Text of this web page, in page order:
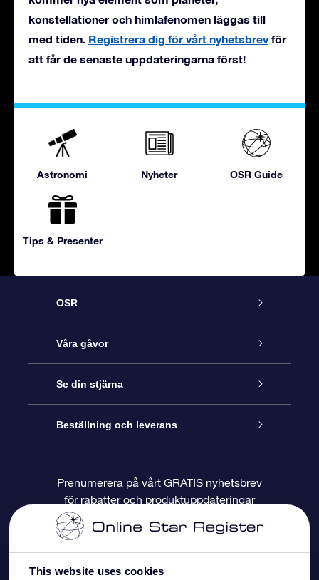
This website uses cookies
konstellationer och himlafenomen läggas till
med tiden. Registrera dig för vårt nyhetsbrev för
att får de senaste uppdateringarna först!
Astronomi Nyheter OSR Guide
Tips & Presenter
OSR
Kundtjänst
Kontakta oss
Blogg
Recensioner
Våra gåvor
Online-Stjärngåva
OSR Gåvopaket
OSR Presentkort
Företagspresenter
Se din stjärna
Stjärnregiste
Personlig Stjärnsida
One Million Stars
Beställning och leverans
Betalningsinformation
Prenumerera på vårt GRATIS nyhetsbrev
för rabatter och produktuppdateringar